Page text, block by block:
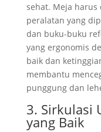
sehat. Meja
peralatan yang
dan buku-buku
yang ergonomis
baik dan
membantu
punggung dan
3. Sirkulasi
yang Baik